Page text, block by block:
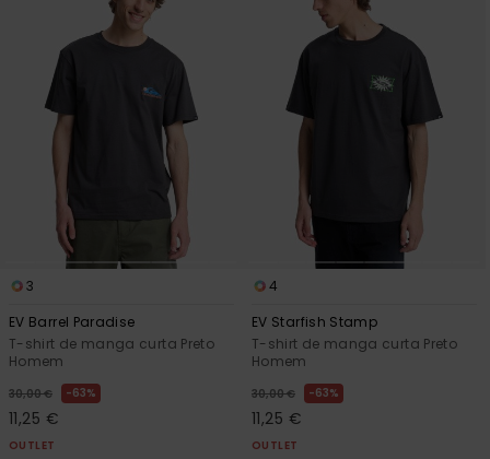
3
EV Barrel Paradise
T-shirt de manga curta Preto
Homem
30,00 € 63%
11,25 €
OUTLET
4
EV Starfish Stamp
T-shirt de manga curta Preto
Homem
30,00 € 63%
11,25 €
OUTLET